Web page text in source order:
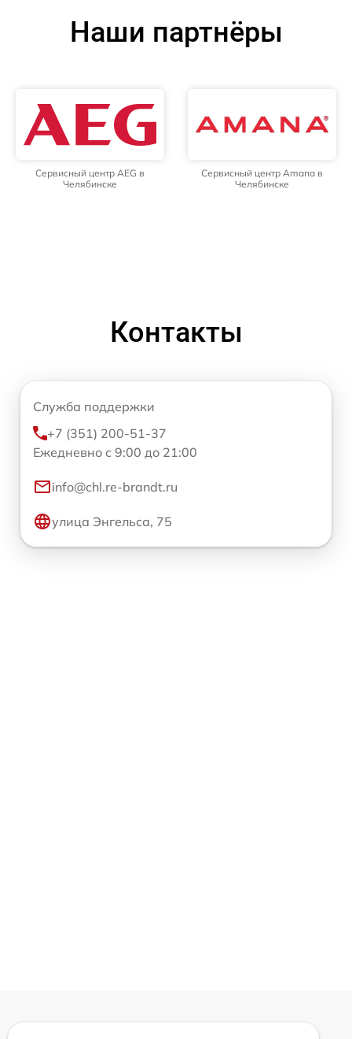
Наши партнёры
Сервисный центр AEG в
Челябинске
Сервисный центр Amana в
Челябинске
Контакты
Служба поддержки
+7 (351) 200-51-37
Ежедневно с 9:00 до 21:00
info@chl.re-brandt.ru
улица Энгельса, 75